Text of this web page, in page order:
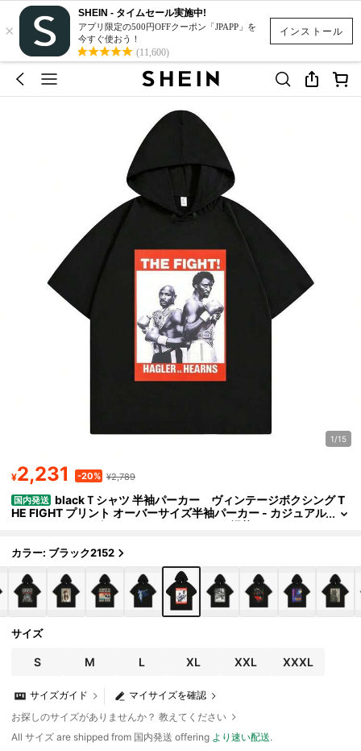
インストール
×
SHEIN - タイムセール実施中!
アプリ限定の500円OFFクーポン「JPAPP」を
今すぐ使おう！
(11,600)
1/15
¥2,231 -20% ¥2,789
国内発送 blackＴシャツ 半袖パーカー ヴィンテージボクシング T
HE FIGHT プリント オーバーサイズ半袖パーカー - カジュアル
ストトスタイル ボクシーフィット コットン混紡 ゆったりシル
カラー: ブラック2152
サイズ
S M L XL XXL XXXL
マイサイズを確認
サイズガイド
お探しのサイズがありませんか？ 教えてください
All サイズ are shipped from 国内発送 offering より速い配送.